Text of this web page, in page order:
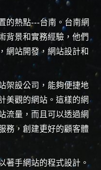
的熱點---台南。台南網
背景和實務經驗，他們
網站開發，網站設計和
架設公司，能夠便捷地
美觀的網站。這樣的網
流量，而且可以透過網
務，創建更好的顧客體
著手網站的程式設計。